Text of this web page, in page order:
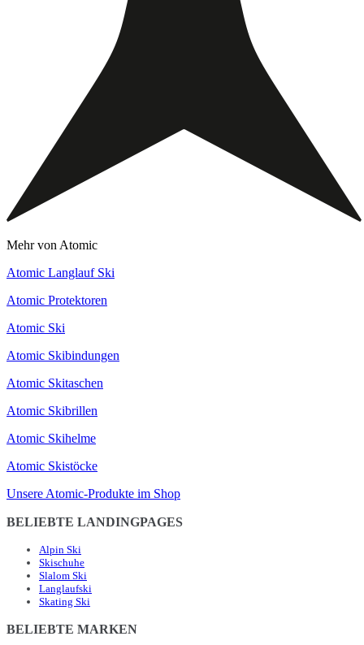
Mehr von Atomic
Atomic Langlauf Ski
Atomic Protektoren
Atomic Ski
Atomic Skibindungen
Atomic Skitaschen
Atomic Skibrillen
Atomic Skihelme
Atomic Skistöcke
Unsere Atomic-Produkte im Shop
BELIEBTE LANDINGPAGES
Alpin Ski
Skischuhe
Slalom Ski
Langlaufski
Skating Ski
BELIEBTE MARKEN